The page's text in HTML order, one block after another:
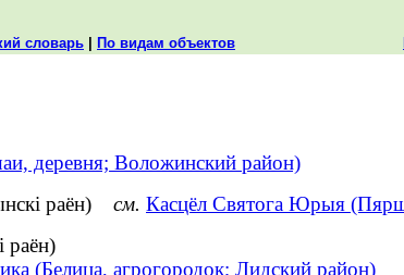
словарь По видам объектов
деревня; Воложинский район)
раён) см. Касцёл Святога Юрыя
раён)
(Белица, агрогородок; Лидский район)